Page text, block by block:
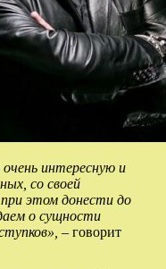
интересную и
со своей
этом донести до
о сущности
– говорит